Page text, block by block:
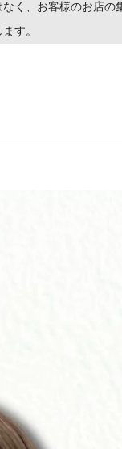
く、お客様のお店
す。